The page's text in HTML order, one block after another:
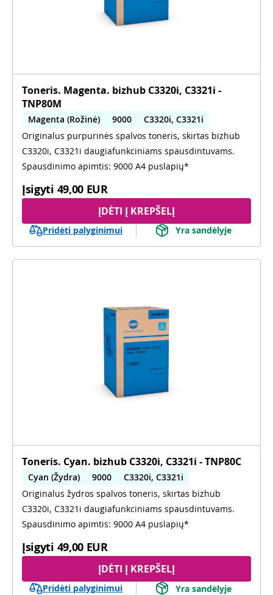
Toneris. Magenta. bizhub C3320i, C3321i -
TNP80M
Magenta (Rožinė) 9000
C3320i, C3321i
Originalus purpurinės spalvos toneris, skirtas bizhub
C3320i, C3321i daugiafunkciniams spausdintuvams.
Spausdinimo apimtis: 9000 A4 puslapių*
Įsigyti 49,00 EUR
ĮDĖTI Į KREPŠELĮ
Pridėti palyginimui Yra sandėlyje
Toneris. Cyan. bizhub C3320i, C3321i - TNP80C
Cyan (Žydra) 9000
C3320i, C3321i
Originalus žydros spalvos toneris, skirtas bizhub
C3320i, C3321i daugiafunkciniams spausdintuvams.
Spausdinimo apimtis: 9000 A4 puslapių*
Įsigyti 49,00 EUR
ĮDĖTI Į KREPŠELĮ
Pridėti palyginimui Yra sandėlyje